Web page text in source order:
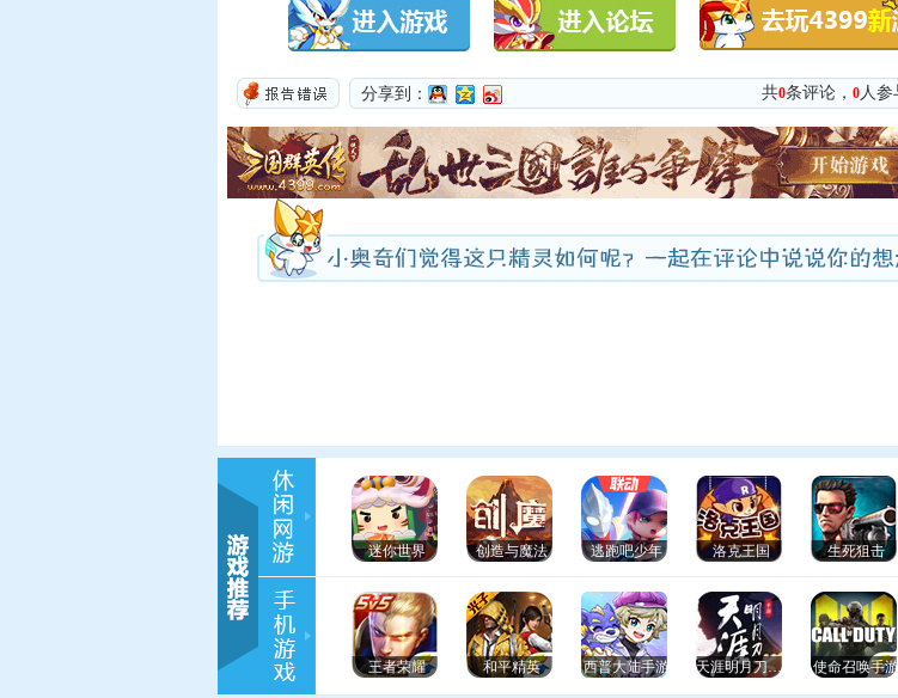
分享到： 共0条评论， 0人参
迷你世界 创造与魔法 逃跑吧少年 洛克王国 生死狙击
王者荣耀 和平精英 西普大陆手游 天涯明月刀手游 使命召唤手游